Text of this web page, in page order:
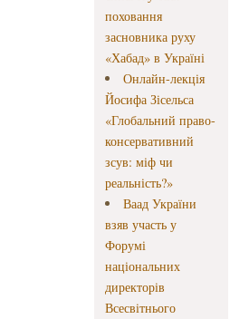
поховання
засновника руху
«Хабад» в Україні
Онлайн-лекція
Йосифа Зісельса
«Глобальний право-
консервативний
зсув: міф чи
реальність?»
Ваад України
взяв участь у
Форумі
національних
директорів
Всесвітнього